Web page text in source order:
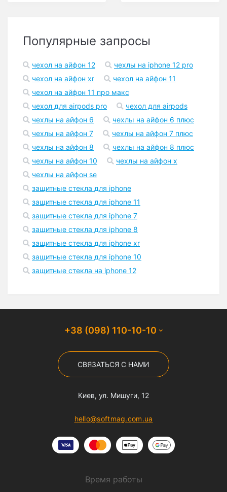
Популярные запросы
чехол на айфон 12
чехлы на iphone 12 pro
чехол на айфон xr
чехол на айфон 11
чехол на айфон 11 про макс
чехол для airpods pro
чехол для airpods
чехлы на айфон 6
чехлы на айфон 6 плюс
чехлы на айфон 7
чехлы на айфон 7 плюс
чехлы на айфон 8
чехлы на айфон 8 плюс
чехлы на айфон 10
чехлы на айфон x
чехлы на айфон se
защитные стекла для iphone
защитные стекла для iphone 11
защитные стекла для iphone 7
защитные стекла для iphone 8
защитные стекла для iphone xr
защитные стекла для iphone 10
защитные стекла на iphone 12
+38 (098) 110-10-10
СВЯЗАТЬСЯ С НАМИ
Киев, ул. Мишуги, 12
hello@softmag.com.ua
Время работы